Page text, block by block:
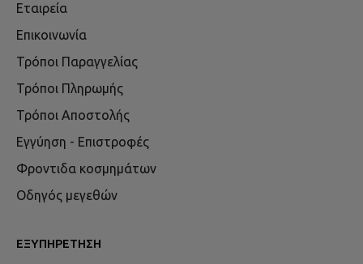
Εταιρεία
Επικοινωνία
Τρόποι Παραγγελίας
Τρόποι Πληρωμής
Τρόποι Αποστολής
Εγγύηση - Επιστροφές
Φροντιδα κοσμημάτων
Οδηγός μεγεθών
ΕΞΥΠΗΡΈΤΗΣΗ